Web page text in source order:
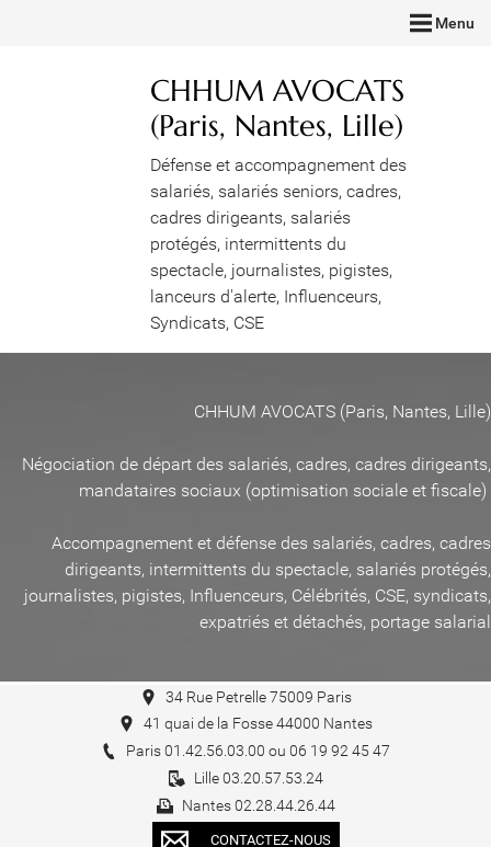
Menu
CHHUM AVOCATS
(Paris, Nantes, Lille)
Défense et accompagnement des
salariés, salariés seniors, cadres,
cadres dirigeants, salariés
protégés, intermittents du
spectacle, journalistes, pigistes,
lanceurs d'alerte, Influenceurs,
Syndicats, CSE
CHHUM AVOCATS (Paris, Nantes, Lille)
Négociation de départ des salariés, cadres, cadres dirigeants,
mandataires sociaux (optimisation sociale et fiscale)
Accompagnement et défense des salariés, cadres, cadres
dirigeants, intermittents du spectacle, salariés protégés,
journalistes, pigistes, Influenceurs, Célébrités, CSE, syndicats,
expatriés et détachés, portage salarial
34 Rue Petrelle 75009 Paris
41 quai de la Fosse 44000 Nantes
Paris 01.42.56.03.00 ou 06 19 92 45 47
Lille 03.20.57.53.24
Nantes 02.28.44.26.44
CONTACTEZ-NOUS